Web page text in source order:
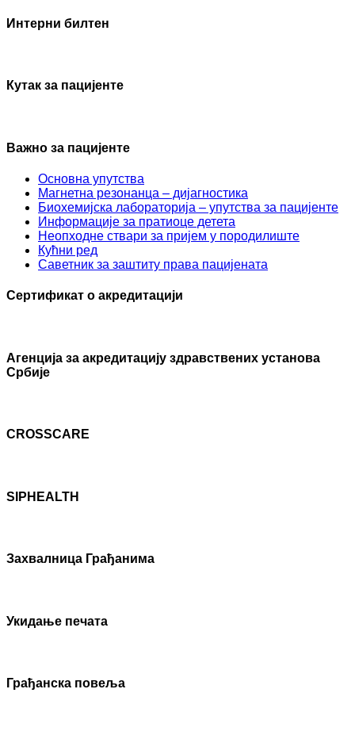
Интерни билтен
Кутак за пацијенте
Важно за пацијенте
Основна упутства
Mагнетна резонанца – дијагностика
Биохемијска лабораторија – упутства за пацијенте
Информације за пратиоце детета
Неопходне ствари за пријем у породилиште
Кућни ред
Саветник за заштиту права пацијената
Сертификат о акредитацији
Агенцијa за акредитацију здравствених установа
Србије
CROSSCARE
SIPHEALTH
Захвалница Грађанима
Укидање печата
Грађанска повеља